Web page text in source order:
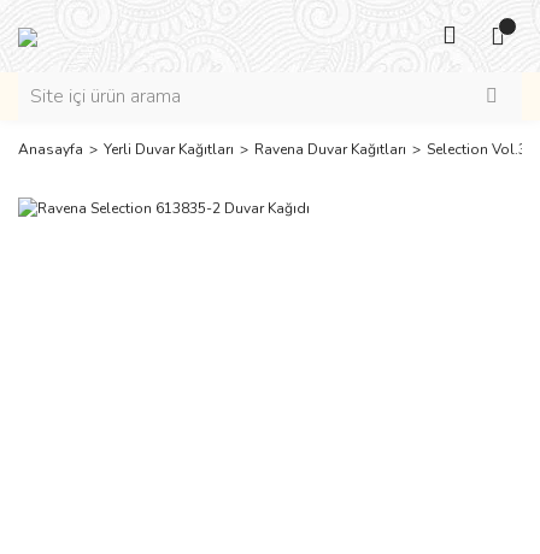
Anasayfa Yerli Duvar Kağıtları Ravena Duvar Kağıtları Selection Vol.3